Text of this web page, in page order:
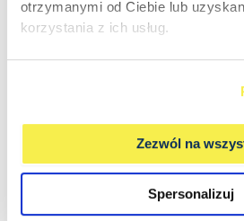
otrzymanymi od Ciebie lub
korzystania z ich usług.
Zezwól na
Spersonalizuj
Niekiedy warto zastosować
od grupy towarowej czy kanału
nowych klientów czy nowych
Przy ustalaniu składowych
warto wziąć pod uwagę